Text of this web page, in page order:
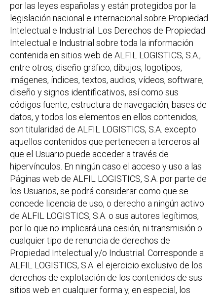
por las leyes españolas y están protegidos por la
legislación nacional e internacional sobre Propiedad
Intelectual e Industrial. Los Derechos de Propiedad
Intelectual e Industrial sobre toda la información
contenida en sitios web de ALFIL LOGISTICS, S.A.,
entre otros, diseño gráfico, dibujos, logotipos,
imágenes, índices, textos, audios, vídeos, software,
diseño y signos identificativos, así como sus
códigos fuente, estructura de navegación, bases de
datos, y todos los elementos en ellos contenidos,
son titularidad de ALFIL LOGISTICS, S.A. excepto
aquellos contenidos que pertenecen a terceros al
que el Usuario puede acceder a través de
hipervínculos. En ningún caso el acceso y uso a las
Páginas web de ALFIL LOGISTICS, S.A. por parte de
los Usuarios, se podrá considerar como que se
concede licencia de uso, o derecho a ningún activo
de ALFIL LOGISTICS, S.A. o sus autores legítimos,
por lo que no implicará una cesión, ni transmisión o
cualquier tipo de renuncia de derechos de
Propiedad Intelectual y/o Industrial. Corresponde a
ALFIL LOGISTICS, S.A. el ejercicio exclusivo de los
derechos de explotación de los contenidos de sus
sitios web en cualquier forma y, en especial, los